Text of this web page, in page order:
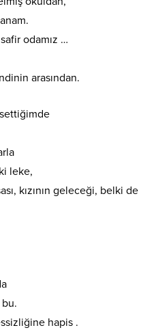
odamız …
arasından.
leke,
kızının geleceği, belki de
hapis .